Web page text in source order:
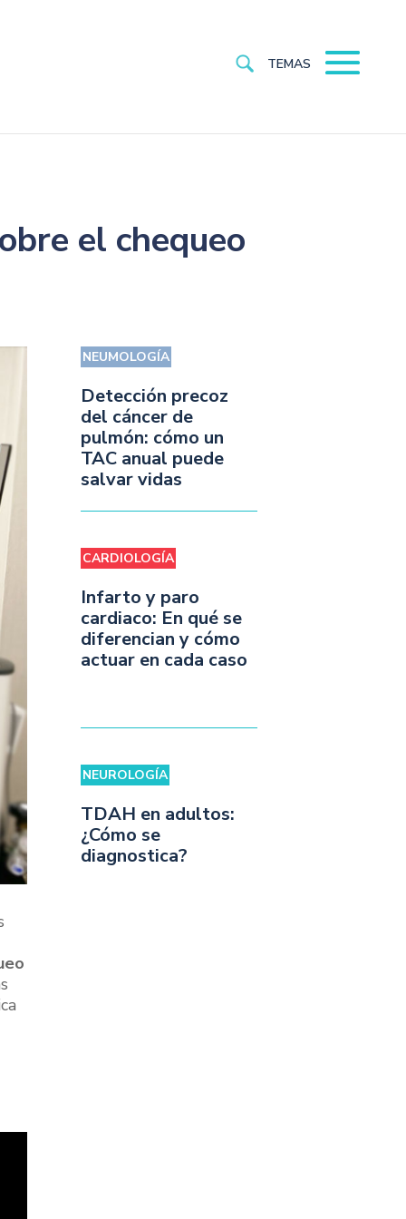
TEMAS
el chequeo
NEUMOLOGÍA
Detección precoz
del cáncer de
pulmón: cómo un
TAC anual puede
salvar vidas
CARDIOLOGÍA
Infarto y paro
cardiaco: En qué se
diferencian y cómo
actuar en cada caso
NEUROLOGÍA
TDAH en adultos:
¿Cómo se
diagnostica?